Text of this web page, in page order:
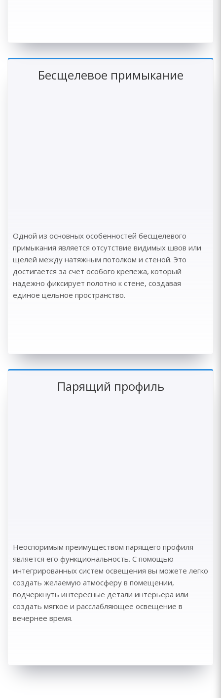
Бесщелевое примыкание
Одной из основных особенностей бесщелевого
примыкания является отсутствие видимых швов или
щелей между натяжным потолком и стеной. Это
достигается за счет особого крепежа, который
надежно фиксирует полотно к стене, создавая
единое цельное пространство.
Парящий профиль
Неоспоримым преимуществом парящего профиля
является его функциональность. С помощью
интегрированных систем освещения вы можете легко
создать желаемую атмосферу в помещении,
подчеркнуть интересные детали интерьера или
создать мягкое и расслабляющее освещение в
вечернее время.